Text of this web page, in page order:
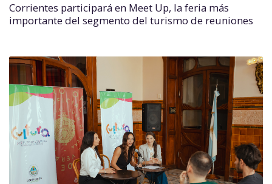
Corrientes participará en Meet Up, la feria más
importante del segmento del turismo de reuniones